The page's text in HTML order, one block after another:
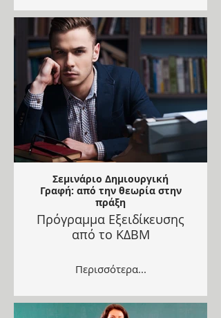
Σεμινάριο Δημιουργική
Γραφή: από την θεωρία στην
πράξη
Πρόγραμμα Εξειδίκευσης
από το ΚΔΒΜ
Περισσότερα...